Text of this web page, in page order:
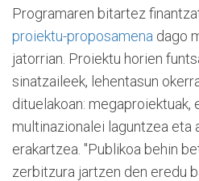
Programaren bitartez
proiektu-proposamena dago
jatorrian. Proiektu horien
sinatzaileek, lehentasun
dituelakoan: megaproiektuak,
multinazionalei laguntzea eta
erakartzea. "Publikoa behin
zerbitzura jartzen den eredu